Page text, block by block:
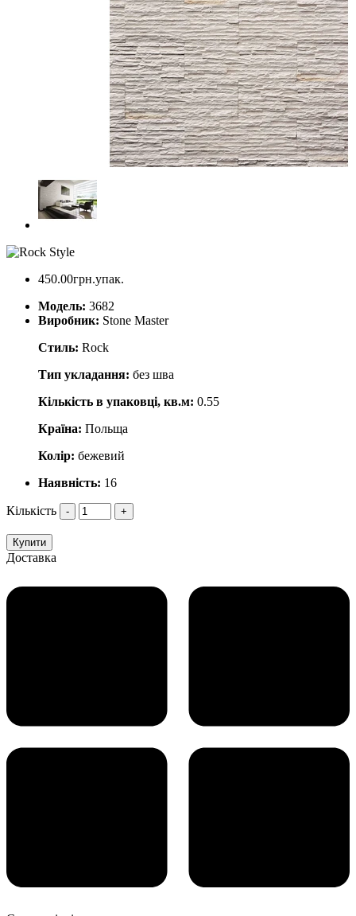
450.00грн.упак.
Модель: 3682
Виробник: Stone Master
Стиль: Rock
Тип укладання: без шва
Кількість в упаковці, кв.м: 0.55
Країна: Польща
Колір: бежевий
Наявність: 16
Кількість - +
Купити
Доставка